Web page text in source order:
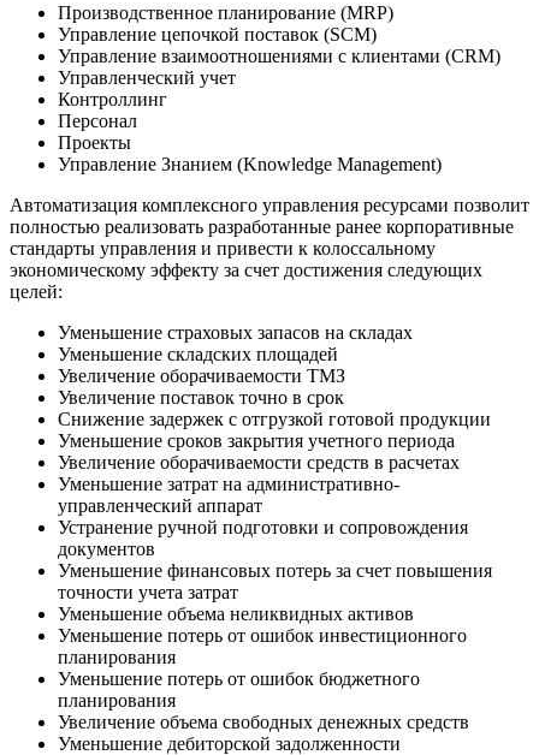
Производственное планирование (MRP)
Управление цепочкой поставок (SCM)
Управление взаимоотношениями с клиентами (CRM)
Управленческий учет
Контроллинг
Персонал
Проекты
Управление Знанием (Knowledge Management)
Автоматизация комплексного управления ресурсами позволит
полностью реализовать разработанные ранее корпоративные
стандарты управления и привести к колоссальному
экономическому эффекту за счет достижения следующих
целей:
Уменьшение страховых запасов на складах
Уменьшение складских площадей
Увеличение оборачиваемости ТМЗ
Увеличение поставок точно в срок
Снижение задержек с отгрузкой готовой продукции
Уменьшение сроков закрытия учетного периода
Увеличение оборачиваемости средств в расчетах
Уменьшение затрат на административно-
управленческий аппарат
Устранение ручной подготовки и сопровождения
документов
Уменьшение финансовых потерь за счет повышения
точности учета затрат
Уменьшение объема неликвидных активов
Уменьшение потерь от ошибок инвестиционного
планирования
Уменьшение потерь от ошибок бюджетного
планирования
Увеличение объема свободных денежных средств
Уменьшение дебиторской задолженности